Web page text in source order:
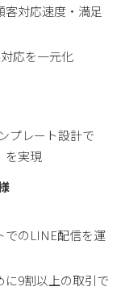
客対応速度・満足
応を一元化
プレート設計で
を実現
のLINE配信を運
に9割以上の取引で